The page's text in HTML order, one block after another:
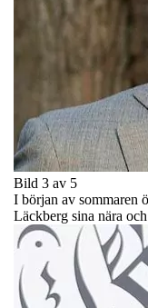
Bild 3 av 5
I början av sommaren
Läckberg sina nära